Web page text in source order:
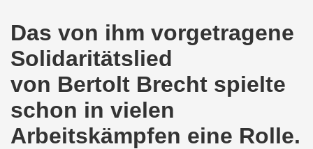
Das von ihm vorgetragene
Solidaritätslied
von Bertolt Brecht spielte
schon in vielen
Arbeitskämpfen eine Rolle.
am 09.09.2019 in Gelsenkirchen
findet am 03.10.2019 in Erfurt statt!
am 12.08.2019 - ein begeisterndes Fest
Bewegung steigt am 12.08.2019!
in Gelsenkirchen: Die Entlassungen im